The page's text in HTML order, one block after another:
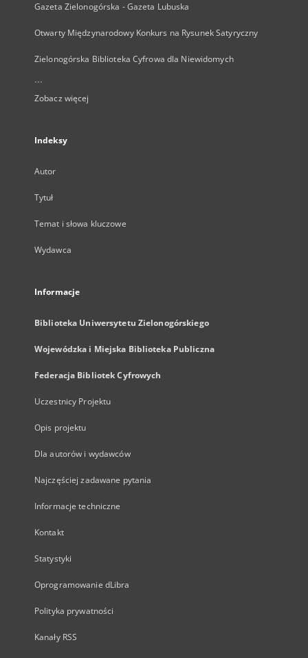
Gazeta Zielonogórska - Gazeta Lubuska
Otwarty Międzynarodowy Konkurs na Rysunek Satyryczny
Zielonogórska Biblioteka Cyfrowa dla Niewidomych
...
Zobacz więcej
Indeksy
Autor
Tytuł
Temat i słowa kluczowe
Wydawca
Informacje
Biblioteka Uniwersytetu Zielonogórskiego
Wojewódzka i Miejska Biblioteka Publiczna
Federacja Bibliotek Cyfrowych
Uczestnicy Projektu
Opis projektu
Dla autorów i wydawców
Najczęściej zadawane pytania
Informacje techniczne
Kontakt
Statystyki
Oprogramowanie dLibra
Polityka prywatności
Kanały RSS